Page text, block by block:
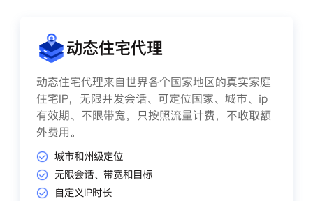
动态住宅代理
动态住宅代理来自世界各个国家地区的真实家庭
住宅IP，无限并发会话、可定位国家、城市、ip
有效期、不限带宽，只按照流量计费，不收取额
外费用。
城市和州级定位
无限会话、带宽和目标
自定义IP时长